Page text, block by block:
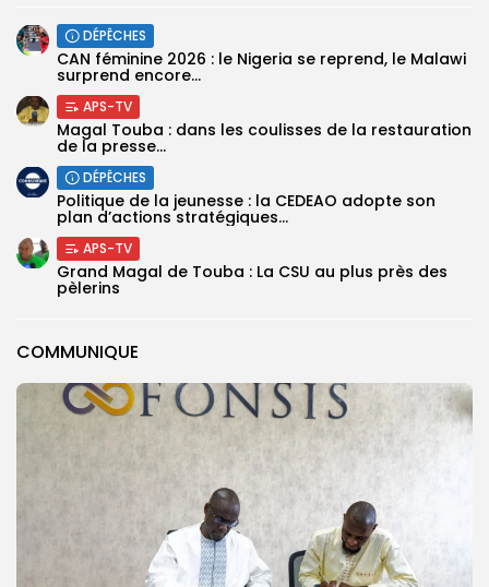
COMMUNIQUE
DÉPÊCHES
‎CAN féminine 2026 : le Nigeria se reprend, le Malawi
surprend encore...
APS-TV
Magal Touba : dans les coulisses de la restauration
de la presse...
DÉPÊCHES
Politique de la jeunesse : la CEDEAO adopte son
plan d’actions stratégiques...
APS-TV
Grand Magal de Touba : La CSU au plus près des
pèlerins